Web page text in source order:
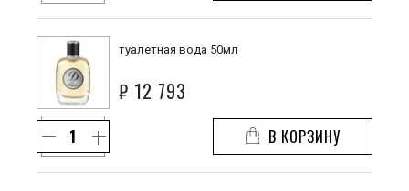
туалетная вода 50мл
₽ 12 793
В КОРЗИНУ